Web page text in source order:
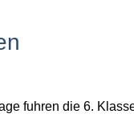
fuhren die 6.